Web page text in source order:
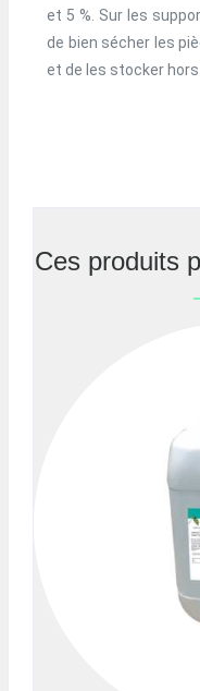
et 5 %. Sur les
de bien sécher les
et de les stocker
Ces produits